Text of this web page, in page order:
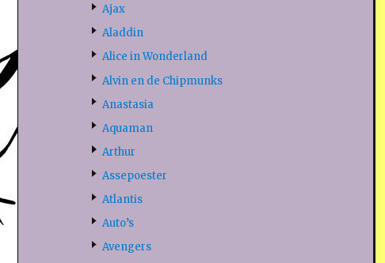
Ajax
Aladdin
Alice in Wonderland
Alvin en de Chipmunks
Anastasia
Aquaman
Arthur
Assepoester
Atlantis
Auto’s
Avengers